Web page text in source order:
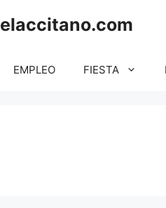
elaccitano.com
EMPLEO FIESTA